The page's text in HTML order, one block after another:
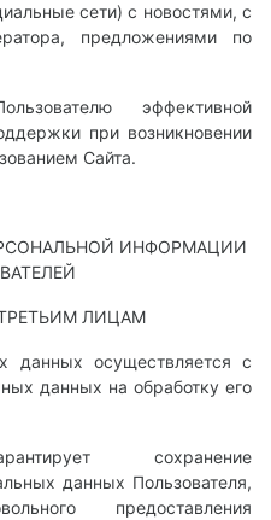
сети) с новостями, с
предложениями по
эффективной
при возникновении
Сайта.
ИНФОРМАЦИИ
ЛИЦАМ
данных осуществляется с
данных на обработку его
сохранение
данных Пользователя,
предоставления